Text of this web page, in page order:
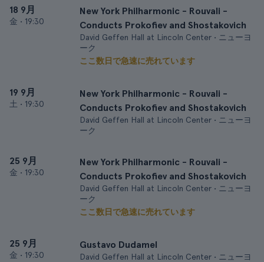
18 9月
金 • 19:30
New York Philharmonic - Rouvali -
Conducts Prokofiev and Shostakovich
David Geffen Hall at Lincoln Center • ニューヨ
ーク
ここ数日で急速に売れています
19 9月
土 • 19:30
New York Philharmonic - Rouvali -
Conducts Prokofiev and Shostakovich
David Geffen Hall at Lincoln Center • ニューヨ
ーク
25 9月
金 • 19:30
New York Philharmonic - Rouvali -
Conducts Prokofiev and Shostakovich
David Geffen Hall at Lincoln Center • ニューヨ
ーク
ここ数日で急速に売れています
25 9月
金 • 19:30
Gustavo Dudamel
David Geffen Hall at Lincoln Center • ニューヨ